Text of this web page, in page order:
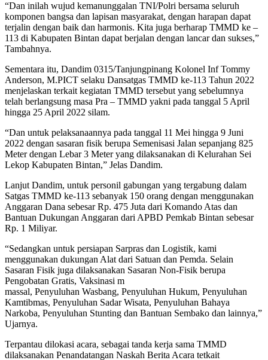
“Dan inilah wujud kemanunggalan TNI/Polri bersama seluruh
komponen bangsa dan lapisan masyarakat, dengan harapan dapat
terjalin dengan baik dan harmonis. Kita juga berharap TMMD ke –
113 di Kabupaten Bintan dapat berjalan dengan lancar dan sukses,”
Tambahnya.
Sementara itu, Dandim 0315/Tanjungpinang Kolonel Inf Tommy
Anderson, M.PICT selaku Dansatgas TMMD ke-113 Tahun 2022
menjelaskan terkait kegiatan TMMD tersebut yang sebelumnya
telah berlangsung masa Pra – TMMD yakni pada tanggal 5 April
hingga 25 April 2022 silam.
“Dan untuk pelaksanaannya pada tanggal 11 Mei hingga 9 Juni
2022 dengan sasaran fisik berupa Semenisasi Jalan sepanjang 825
Meter dengan Lebar 3 Meter yang dilaksanakan di Kelurahan Sei
Lekop Kabupaten Bintan,” Jelas Dandim.
Lanjut Dandim, untuk personil gabungan yang tergabung dalam
Satgas TMMD ke-113 sebanyak 150 orang dengan menggunakan
Anggaran Dana sebesar Rp. 475 Juta dari Komando Atas dan
Bantuan Dukungan Anggaran dari APBD Pemkab Bintan sebesar
Rp. 1 Miliyar.
“Sedangkan untuk persiapan Sarpras dan Logistik, kami
menggunakan dukungan Alat dari Satuan dan Pemda. Selain
Sasaran Fisik juga dilaksanakan Sasaran Non-Fisik berupa
Pengobatan Gratis, Vaksinasi m
massal, Penyuluhan Wasbang, Penyuluhan Hukum, Penyuluhan
Kamtibmas, Penyuluhan Sadar Wisata, Penyuluhan Bahaya
Narkoba, Penyuluhan Stunting dan Bantuan Sembako dan lainnya,”
Ujarnya.
Terpantau dilokasi acara, sebagai tanda kerja sama TMMD
dilaksanakan Penandatangan Naskah Berita Acara tetkait